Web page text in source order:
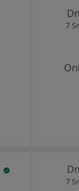
7
7